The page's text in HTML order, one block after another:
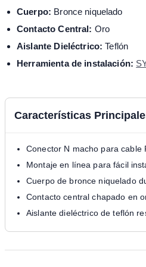
Cuerpo: Bronce niquelado
Contacto Central: Oro
Aislante Dieléctrico: Teflón
Herramienta de instalación:
Características
Conector N macho para cable
Montaje en línea para fácil
Cuerpo de bronce niquelado
Contacto central chapado en
Aislante dieléctrico de teflón